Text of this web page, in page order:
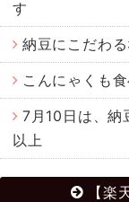
す
納豆にこだわ
こんにゃくも
7月10日は、納
以上
【楽